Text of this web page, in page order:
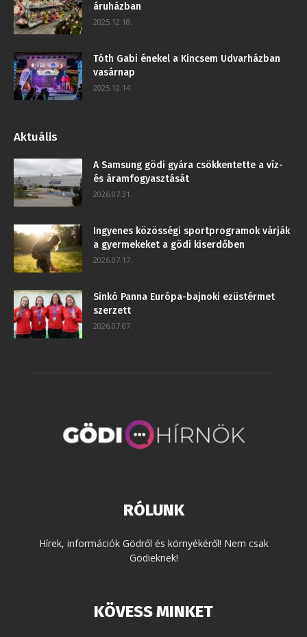
áruházban
2025.12.18.
Tóth Gabi énekel a Kincsem Udvarházban
vasárnap
2025.12.14.
Aktuális
A Samsung gödi gyára csökkentette a víz-
és áramfogyasztását
2026.07.31.
Ingyenes közösségi sportprogramok várják
a gyermekeket a gödi kiserdőben
2026.07.17.
Sinkó Panna Európa-bajnoki ezüstérmet
szerzett
2026.07.07.
RÓLUNK
Hírek, információk Gödről és környékéről! Nem csak
Gödieknek!
KÖVESS MINKET